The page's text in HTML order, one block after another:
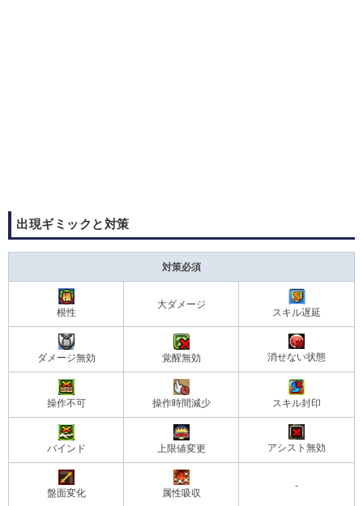
出現ギミックと対策​
対策必須
根性
大ダメージ
スキル遅延
ダメージ無効 覚醒無効 消せない状態
操作不可 操作時間減少 スキル封印
バインド 上限値変更 アシスト無効
盤面変化 属性吸収
-